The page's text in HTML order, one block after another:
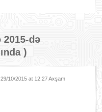
də
)
29/10/2015 at 12:27 Axşam